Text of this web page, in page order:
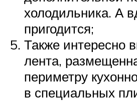
холодильника. А
пригодится;
Также интересно
лента,
периметру
в специальных